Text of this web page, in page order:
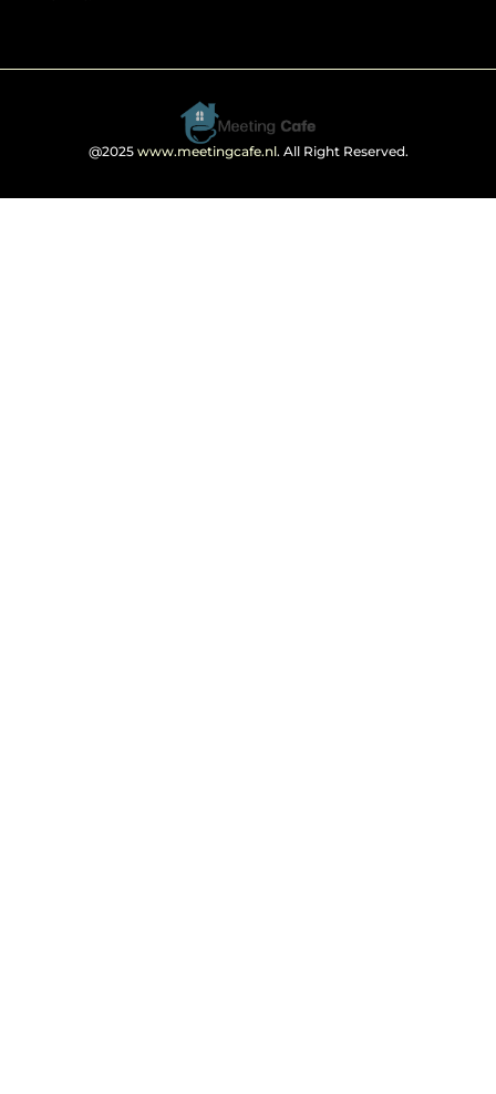
@2025 www.meetingcafe.nl. All Right Reserved.